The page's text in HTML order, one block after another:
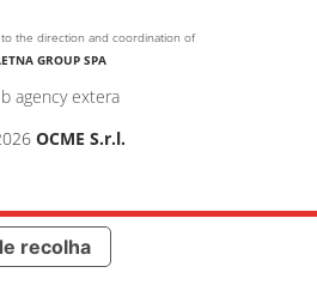
the direction and coordination of
GROUP SPA
agency extera
OCME S.r.l.
recolha